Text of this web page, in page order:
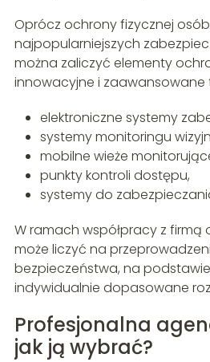
Oprócz ochrony fizycznej
najpopularniejszych
można zaliczyć elementy
innowacyjne i zaawansowane
elektroniczne systemy
systemy monitoringu
mobilne wieże
punkty kontroli dostępu,
systemy do
W ramach współpracy z firmą
może liczyć na
bezpieczeństwa, na
indywidualnie dopasowane
Profesjonalna
jak ją wybrać?